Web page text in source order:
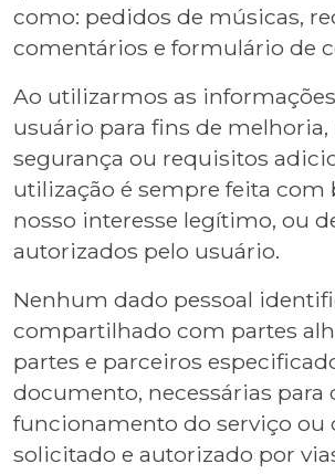
como: pedidos de músicas,
comentários e formulário de
Ao utilizarmos as
usuário para fins de
segurança ou requisitos
utilização é sempre feita com
nosso interesse legítimo, ou
autorizados pelo usuário.
Nenhum dado pessoal
compartilhado com partes
partes e parceiros
documento, necessárias para
funcionamento do serviço ou
solicitado e autorizado por